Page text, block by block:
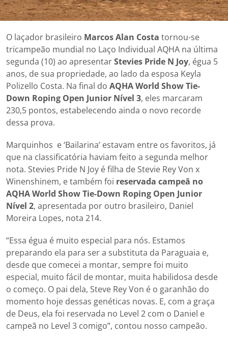
O laçador brasileiro Marcos Alan Costa tornou-se
tricampeão mundial no Laço Individual AQHA na última
segunda (10) ao apresentarStevies Pride N Joy, égua 5
anos, de sua propriedade, ao lado da esposa Keyla
Polizello Costa. Na final do AQHA World Show Tie-
Down Roping Open Junior Nível 3, eles marcaram
230,5 pontos, estabelecendo ainda o novo recorde
dessa prova.
Marquinhos e ‘Bailarina’ estavam entre os favoritos, já
que na classificatória haviam feito a segunda melhor
nota. Stevies Pride N Joy é filha de Stevie Rey Von x
Winenshinem, e também foi reservada campeã no
AQHA World Show Tie-Down Roping Open Junior
Nível 2, apresentada por outro brasileiro, Daniel
Moreira Lopes, nota 214.
“Essa égua é muito especial para nós. Estamos
preparando ela para ser a substituta da Paraguaia e,
desde que comecei a montar, sempre foi muito
especial, muito fácil de montar, muita habilidosa desde
o começo. O pai dela, Steve Rey Von é o garanhão do
momento hoje dessas genéticas novas. E, com a graça
de Deus, ela foi reservada no Level 2 com o Daniel e
campeã no Level 3 comigo”, contou nosso campeão.